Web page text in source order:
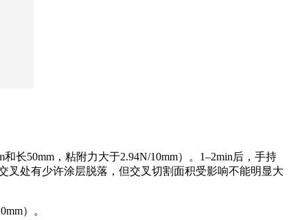
50mm，粘附力大于2.94N/10mm）。1–2min后，手持
处有少许涂层脱落，但交叉切割面积受影响不能明显大
）。